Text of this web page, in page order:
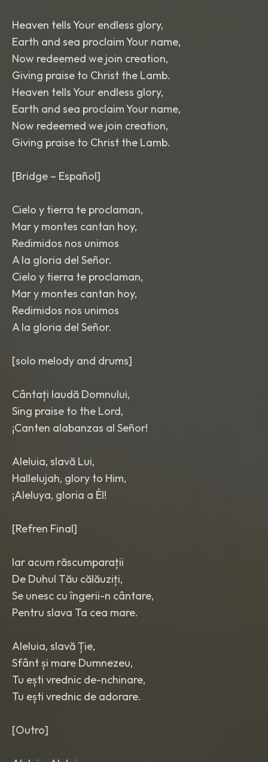
Heaven tells Your endless glory,
Earth and sea proclaim Your name,
Now redeemed we join creation,
Giving praise to Christ the Lamb.
Heaven tells Your endless glory,
Earth and sea proclaim Your name,
Now redeemed we join creation,
Giving praise to Christ the Lamb.
[Bridge – Español]
Cielo y tierra te proclaman,
Mar y montes cantan hoy,
Redimidos nos unimos
A la gloria del Señor.
Cielo y tierra te proclaman,
Mar y montes cantan hoy,
Redimidos nos unimos
A la gloria del Señor.
[solo melody and drums]
Cântați laudă Domnului,
Sing praise to the Lord,
¡Canten alabanzas al Señor!
Aleluia, slavă Lui,
Hallelujah, glory to Him,
¡Aleluya, gloria a Él!
[Refren Final]
Iar acum răscumparații
De Duhul Tău călăuziți,
Se unesc cu îngerii-n cântare,
Pentru slava Ta cea mare.
Aleluia, slavă Ție,
Sfânt și mare Dumnezeu,
Tu ești vrednic de-nchinare,
Tu ești vrednic de adorare.
[Outro]